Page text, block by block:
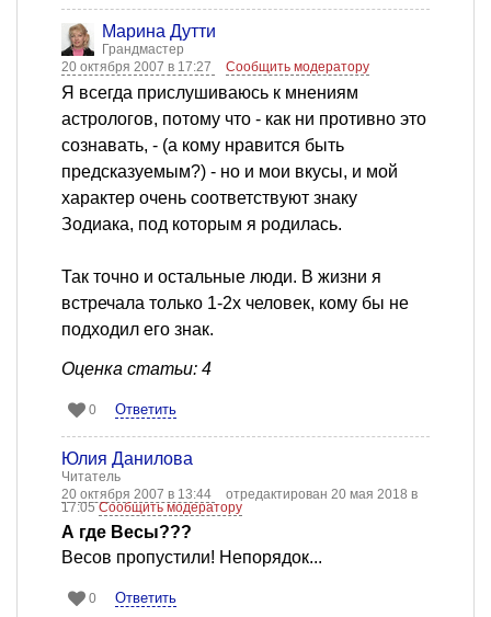
Марина Дутти
Грандмастер
20 октября 2007 в 17:27
Сообщить модератору
Я всегда прислушиваюсь к мнениям
астрологов, потому что - как ни противно это
сознавать, - (а кому нравится быть
предсказуемым?) - но и мои вкусы, и мой
характер очень соответствуют знаку
Зодиака, под которым я родилась.
Так точно и остальные люди. В жизни я
встречала только 1-2х человек, кому бы не
подходил его знак.
Оценка статьи: 4
0 Ответить
Юлия Данилова
Читатель
20 октября 2007 в 13:44
отредактирован 20 мая 2018 в
17:05Сообщить модератору
А где Весы???
Весов пропустили! Непорядок...
0 Ответить